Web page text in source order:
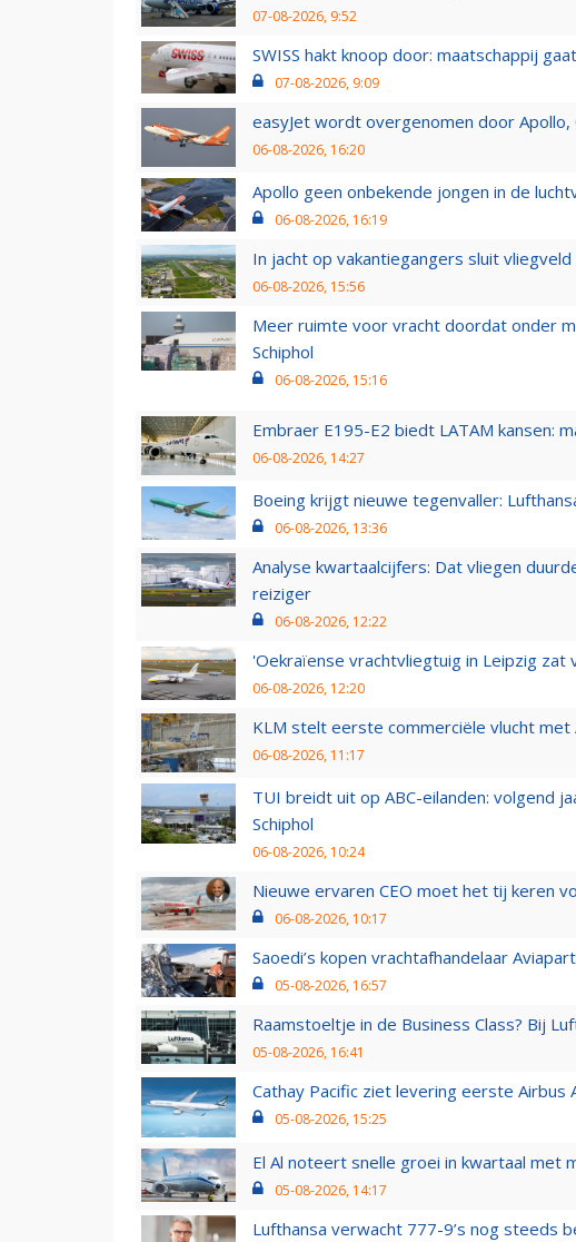
07-08-2026, 9:52
SWISS hakt knoop door: maatschappij
07-08-2026, 9:09
easyJet wordt overgenomen door Apollo,
06-08-2026, 16:20
Apollo geen onbekende jongen in de
06-08-2026, 16:19
In jacht op vakantiegangers sluit vliegveld
06-08-2026, 15:56
Meer ruimte voor vracht doordat onder
Schiphol
06-08-2026, 15:16
Embraer E195-E2 biedt LATAM kansen:
06-08-2026, 14:27
Boeing krijgt nieuwe tegenvaller:
06-08-2026, 13:36
Analyse kwartaalcijfers: Dat vliegen
reiziger
06-08-2026, 12:22
'Oekraïense vrachtvliegtuig in Leipzig zat
06-08-2026, 12:20
KLM stelt eerste commerciële vlucht met
06-08-2026, 11:17
TUI breidt uit op ABC-eilanden: volgend
Schiphol
06-08-2026, 10:24
Nieuwe ervaren CEO moet het tij keren
06-08-2026, 10:17
Saoedi’s kopen vrachtafhandelaar
05-08-2026, 16:57
Raamstoeltje in de Business Class? Bij
05-08-2026, 16:41
Cathay Pacific ziet levering eerste Airbus
05-08-2026, 15:25
El Al noteert snelle groei in kwartaal met
05-08-2026, 14:17
Lufthansa verwacht 777-9’s nog steeds